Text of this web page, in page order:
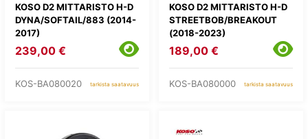
KOSO D2 MITTARISTO H-D
DYNA/SOFTAIL/883 (2014-
2017)
239,00 €
KOS-BA080020 tarkista saatavuus
KOSO D2 MITTARISTO H-D
STREETBOB/BREAKOUT
(2018-2023)
189,00 €
KOS-BA080000 tarkista saatavuus